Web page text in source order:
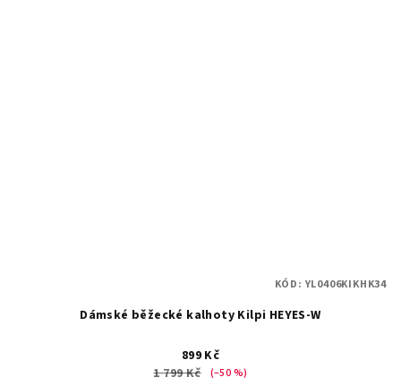
Dámské běžecké kalhoty Kilpi HEYES-W
899 Kč
1 799 Kč
(–50 %)
KÓD: YL0406KIKHK34